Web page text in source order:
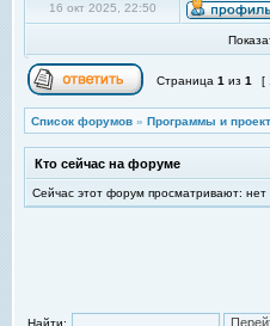
16 окт 2025, 22:50
Страница 1 из 1 [
Список форумов » Программы и
Кто сейчас на форуме
Сейчас этот форум просматривают: нет
Найти: